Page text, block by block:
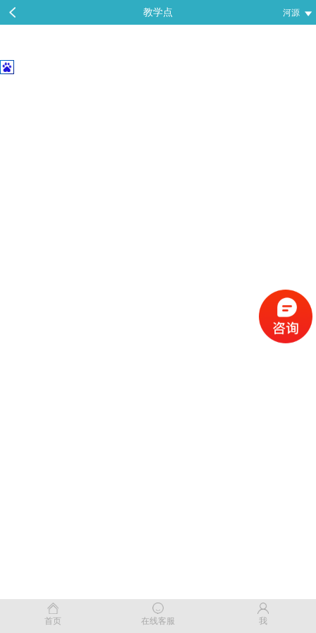
教学点 河源
首页 在线客服 我